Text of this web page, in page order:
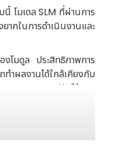
โมเดล SLM ที่ผ่านการ
กในการดำเนินงานและ
งโมดูล ประสิทธิภาพการ
ำผลงานได้ใกล้เคียงกับ
รม และการปรับใช้งาน